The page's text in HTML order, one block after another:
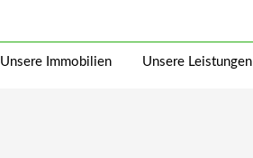
Unsere Immobilien Unsere Leistungen